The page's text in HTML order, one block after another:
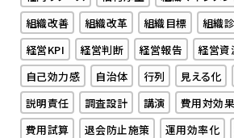
組織改善
組織改革 組織目標 組織
経営KPI
経営判断 経営報告 経営資
自己効力感
自治体 行列 見える化
説明責任
調査設計 講演 費用対効果
費用試算
退会防止施策 運用効率化